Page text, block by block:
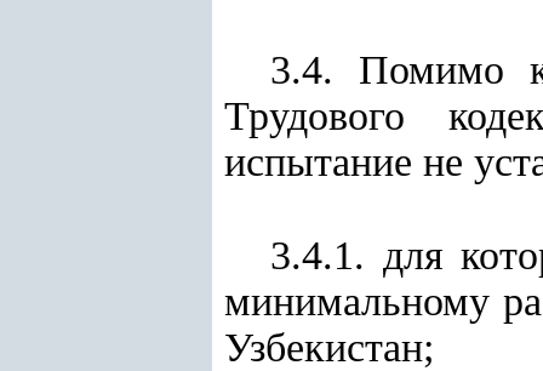
3.4. Помимо
Трудового
испытание не
3.4.1. для
минимальному
Узбекистан;